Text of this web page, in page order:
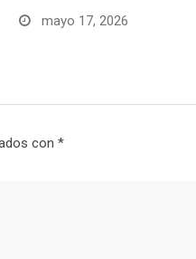
mayo 17, 2026
con *